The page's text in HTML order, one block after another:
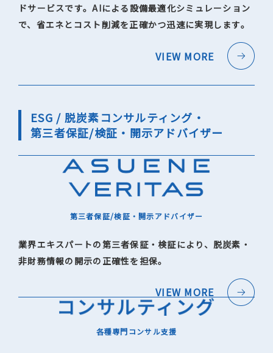
ドサービスです。AIによる設備最適化シミュレーション
で、省エネとコスト削減を正確かつ迅速に実現します。
VIEW MORE
ESG / 脱炭素コンサルティング・
第三者保証/検証・開示アドバイザー
第三者保証/検証・開示アドバイザー
業界エキスパートの第三者保証・検証により、脱炭素・
非財務情報の開示の正確性を担保。
VIEW MORE
各種専門コンサル支援